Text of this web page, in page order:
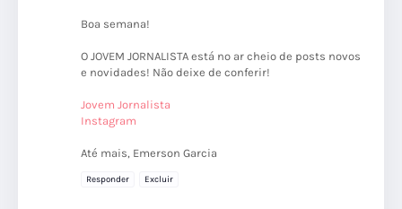
Boa semana!
O JOVEM JORNALISTA está no ar cheio de posts novos
e novidades! Não deixe de conferir!
Jovem Jornalista
Instagram
Até mais, Emerson Garcia
Responder Excluir